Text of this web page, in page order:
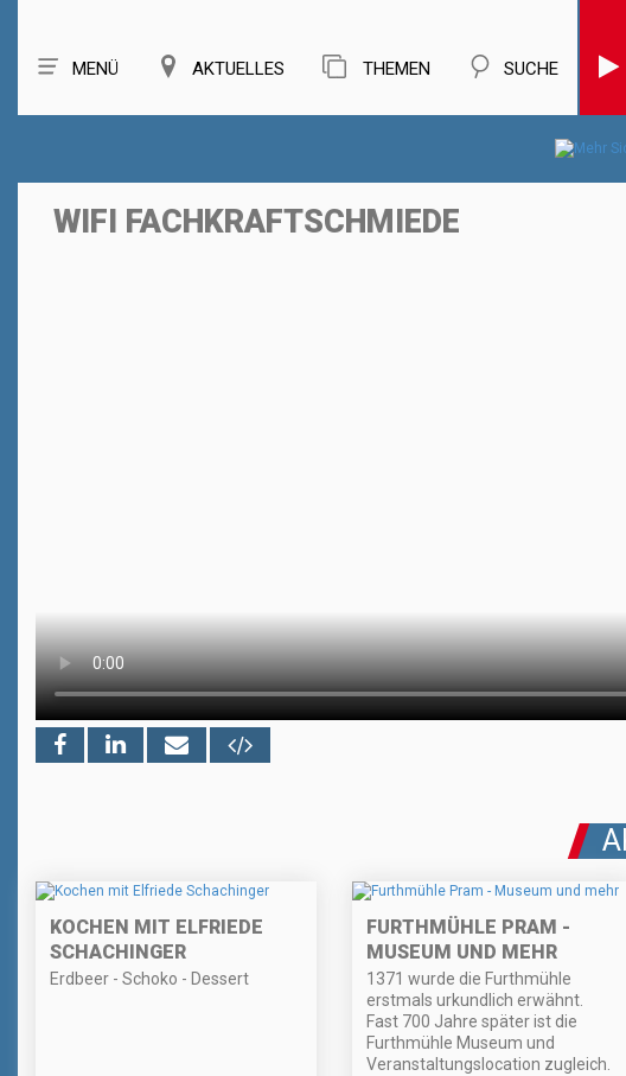
MENÜ AKTUELLES THEMEN SUCHE
WIFI FACHKRAFTSCHMIEDE
KOCHEN MIT ELFRIEDE
SCHACHINGER
Erdbeer - Schoko - Dessert
FURTHMÜHLE PRAM -
MUSEUM UND MEHR
1371 wurde die Furthmühle
erstmals urkundlich erwähnt.
Fast 700 Jahre später ist die
Furthmühle Museum und
Veranstaltungslocation zugleich.